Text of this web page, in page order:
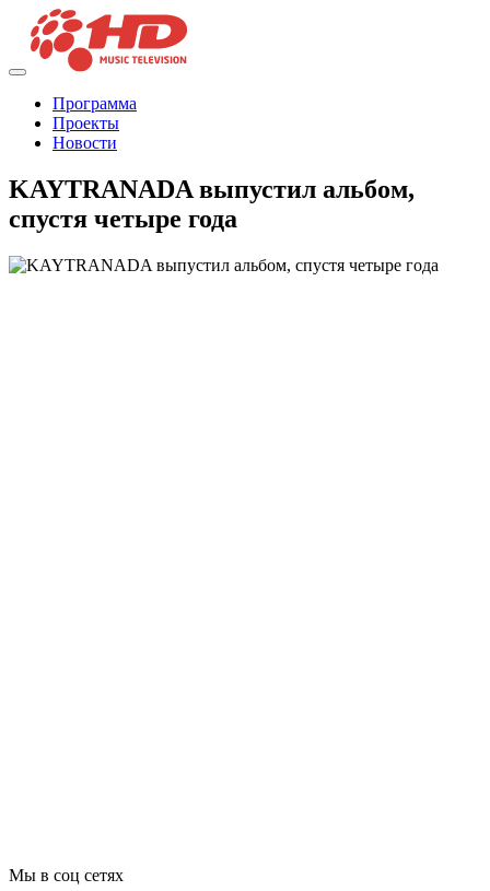
Программа
Проекты
Новости
KAYTRANADA выпустил альбом,
спустя четыре года
Мы в соц сетях